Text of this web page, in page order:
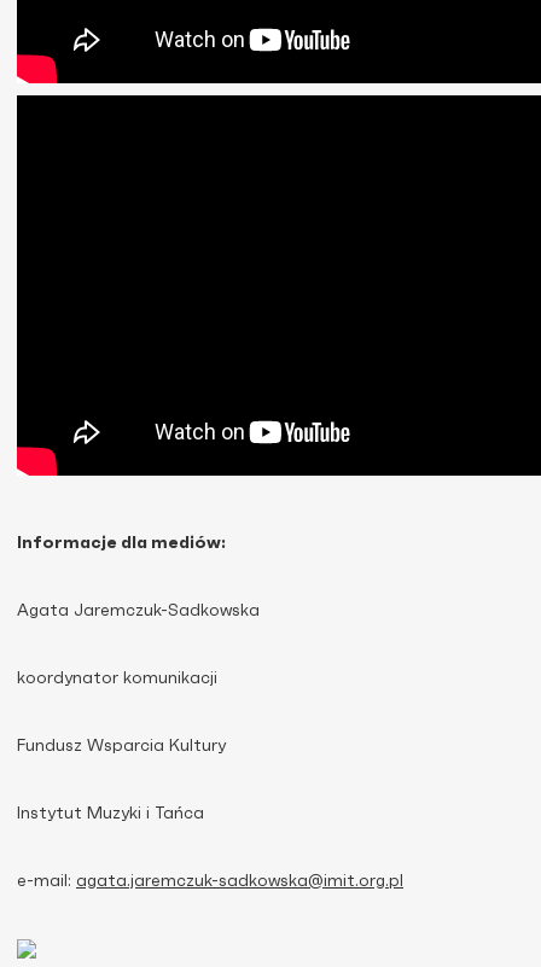
Informacje dla mediów:
Agata Jaremczuk-Sadkowska
koordynator komunikacji
Fundusz Wsparcia Kultury
Instytut Muzyki i Tańca
e-mail: agata.jaremczuk-sadkowska@imit.org.pl